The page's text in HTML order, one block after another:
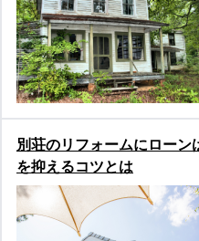
別荘のリフォームにローン
を抑えるコツとは